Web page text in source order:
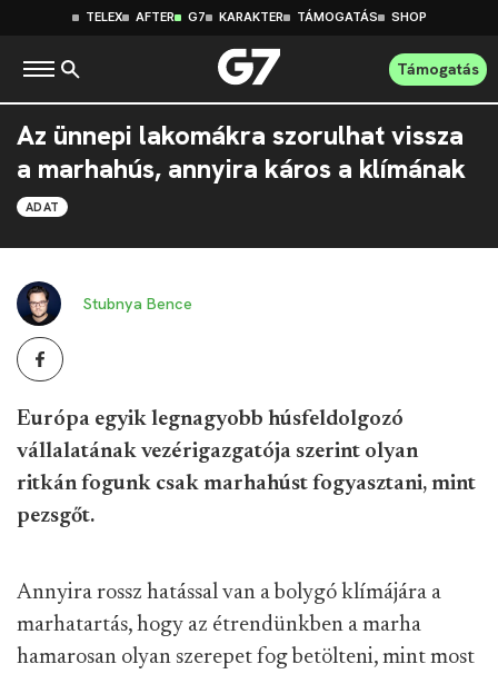
TELEX AFTER G7 KARAKTER TÁMOGATÁS SHOP
Támogatás
Az ünnepi lakomákra szorulhat vissza
a marhahús, annyira káros a klímának
ADAT
Stubnya Bence
Európa egyik legnagyobb húsfeldolgozó
vállalatának vezérigazgatója szerint olyan
ritkán fogunk csak marhahúst fogyasztani, mint
pezsgőt.
Annyira rossz hatással van a bolygó klímájára a
marhatartás, hogy az étrendünkben a marha
hamarosan olyan szerepet fog betölteni, mint most